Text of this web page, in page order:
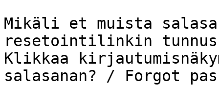
Mikäli et muista
resetointilinkin
Klikkaa
salasanan? / Forgot